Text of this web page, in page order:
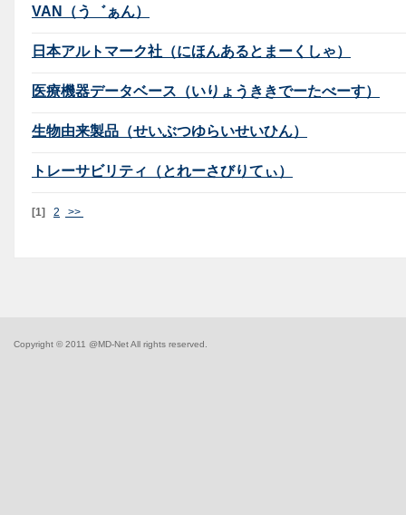
VAN（う゛ぁん）
日本アルトマーク社（にほんあるとまーくしゃ）
医療機器データベース（いりょうききでーたべーす）
生物由来製品（せいぶつゆらいせいひん）
トレーサビリティ（とれーさびりてぃ）
[1] 2 >>
Copyright © 2011 @MD-Net All rights reserved.